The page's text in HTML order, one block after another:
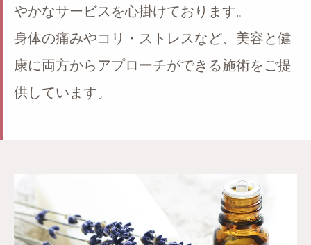
やかなサービスを心掛けております。
身体の痛みやコリ・ストレスなど、美容と健
康に両方からアプローチができる施術をご提
供しています。